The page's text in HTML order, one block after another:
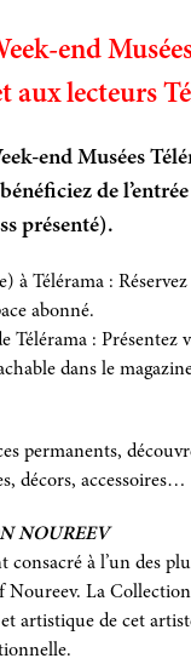
end
aux lecteurs
end Musées
de
présenté).
à Télérama :
abonné.
Télérama : Présentez
dans le
permanents,
décors, accessoires…
NOUREEV
consacré à l’un des
Noureev. La Collection
artistique de cet